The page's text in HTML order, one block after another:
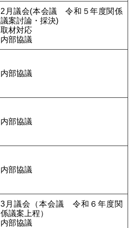
2月議会(本会議 令和５年度関係
議案討論・採決)
取材対応
内部協議
内部協議
内部協議
内部協議
3月議会（本会議 令和６年度関
係議案上程）
内部協議